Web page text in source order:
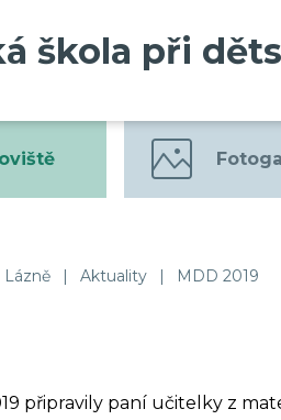
škola při
Lázně | Aktuality | MDD 2019
připravily paní učitelky z